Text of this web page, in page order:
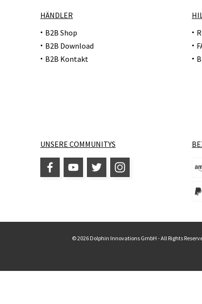
HÄNDLER
B2B Shop
B2B Download
B2B Kontakt
UNSERE COMMUNITYS
© 2026 Dolphin Innovations GmbH - All Rights